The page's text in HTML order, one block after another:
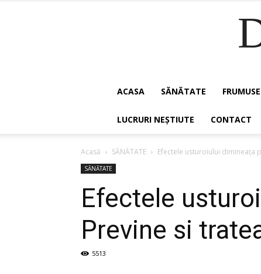
ACASA SĂNĂTATE
LUCRURI NEȘTIUTE CONTACT
Acasă SĂNĂTATE Efectele usturoiului dimineaţa
SĂNĂTATE
Efectele
Previne si
5513